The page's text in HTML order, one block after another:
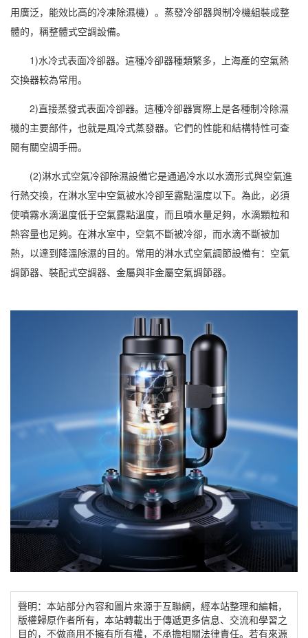
用廣泛，能效比高的冷凍除濕機）。蒸發冷卻器與制冷機組裝成整
體的，稱整體式空調設備。
1)水冷式表面冷卻器。這種冷卻器種類繁多，上海產的空氣熱
交換器較為常用。
2)直接蒸發式表面冷卻器。這種冷卻器實際上是各種制冷除濕
機的主要部件，也就是風冷式蒸發器。它們的性能和結構特性可查
閱有關空調手冊。
(2)淋水式空氣冷卻除濕設備它是通過冷水以水滴形式與空氣進
行熱交換，在淋水室中空氣被水冷卻至露點溫度以下。為此，必須
使噴霧水滴溫度低于空氣露點溫度，而且噴水量足夠，水滴顆粒和
熱容量也足夠。在淋水室中，空氣不斷被冷卻，而水滴不斷被加
熱，以達到降溫除濕的目的。常用的淋水式空氣調節設備有：空氣
調節器、裝配式空調器、金屬與非金屬空氣調節器。
聲明：本站部分內容和圖片來源于互聯網，經本站整理和編輯，
版權歸原作者所有，本站轉載出于傳遞更多信息、交流和學習之
目的，不做商用不擁有所有權，不承擔相關法律責任。若有來源